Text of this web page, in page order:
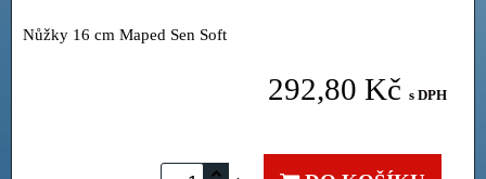
Nůžky 16 cm Maped Sen Soft
292,80 Kč s DPH